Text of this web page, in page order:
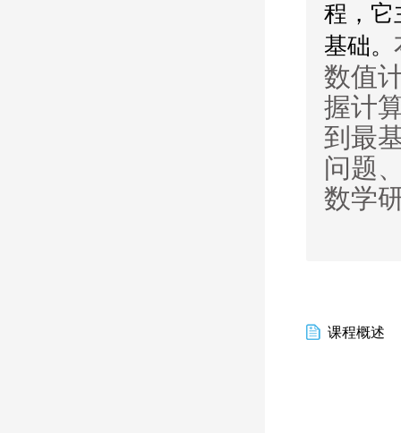
程，它
基础。
数值
握计
到最
问题
数学
课程概述